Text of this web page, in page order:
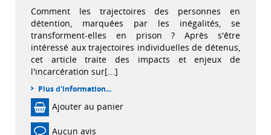
Comment les trajectoires des personnes en
détention, marquées par les inégalités, se
transforment-elles en prison ? Après s'être
intéressé aux trajectoires individuelles de détenus,
cet article traite des impacts et enjeux de
l'incarcération sur[...]
Plus d'information...
Ajouter au panier
Aucun avis